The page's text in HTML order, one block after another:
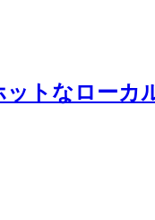
トなローカ